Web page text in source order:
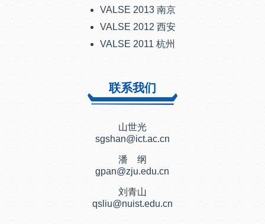
VALSE 2013 南京
VALSE 2012 西安
VALSE 2011 杭州
联系我们
山世光
sgshan@ict.ac.cn
潘 纲
gpan@zju.edu.cn
刘青山
qsliu@nuist.edu.cn